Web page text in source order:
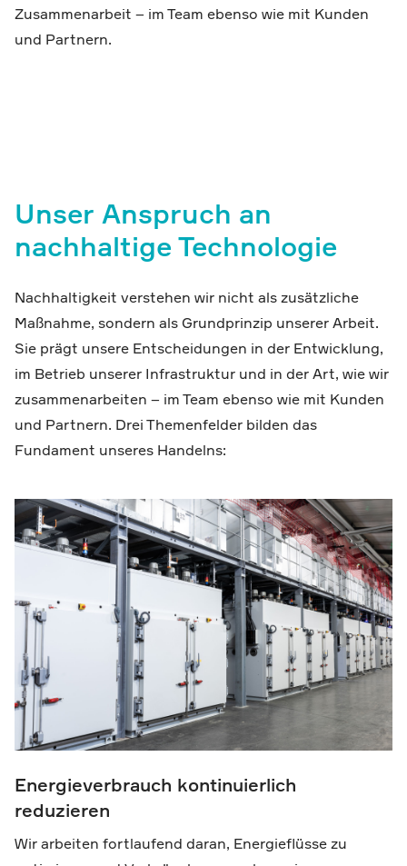
Zusammenarbeit – im Team ebenso wie mit Kunden
und Partnern.
Unser Anspruch an
nachhaltige Technologie
Nachhaltigkeit verstehen wir nicht als zusätzliche
Maßnahme, sondern als Grundprinzip unserer Arbeit.
Sie prägt unsere Entscheidungen in der Entwicklung,
im Betrieb unserer Infrastruktur und in der Art, wie wir
zusammenarbeiten – im Team ebenso wie mit Kunden
und Partnern. Drei Themenfelder bilden das
Fundament unseres Handelns:
Energieverbrauch kontinuierlich
reduzieren
Wir arbeiten fortlaufend daran, Energieflüsse zu